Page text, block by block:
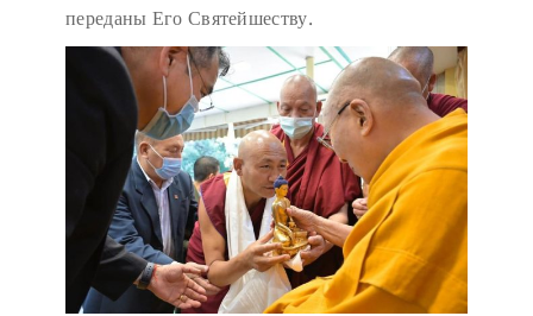
переданы Его Святейшеству.